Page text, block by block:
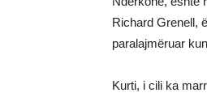
Richard Grenell,
paralajmëruar
Kurti, i cili ka